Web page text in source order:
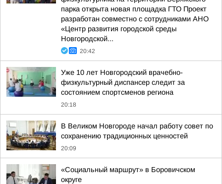
парка открыта новая площадка ГТО Проект
разработан совместно с сотрудниками АНО
«Центр развития городской среды
Новгородской...
20:42
Уже 10 лет Новгородский врачебно-
физкультурный диспансер следит за
состоянием спортсменов региона
20:18
В Великом Новгороде начал работу совет по
сохранению традиционных ценностей
20:09
«Социальный маршрут» в Боровичском
округе